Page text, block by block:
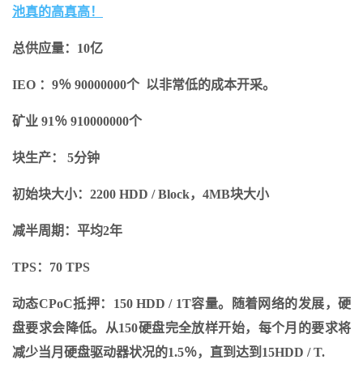
池真的高真高！
总供应量：10亿
IEO ：9％ 90000000个 以非常低的成本开采。
矿业 91％ 910000000个
块生产： 5分钟
初始块大小：2200 HDD / Block，4MB块大小
减半周期：平均2年
TPS：70 TPS
动态CPoC抵押：150 HDD / 1T容量。随着网络的发展，硬
盘要求会降低。从150硬盘完全放样开始，每个月的要求将
减少当月硬盘驱动器状况的1.5％，直到达到15HDD / T.